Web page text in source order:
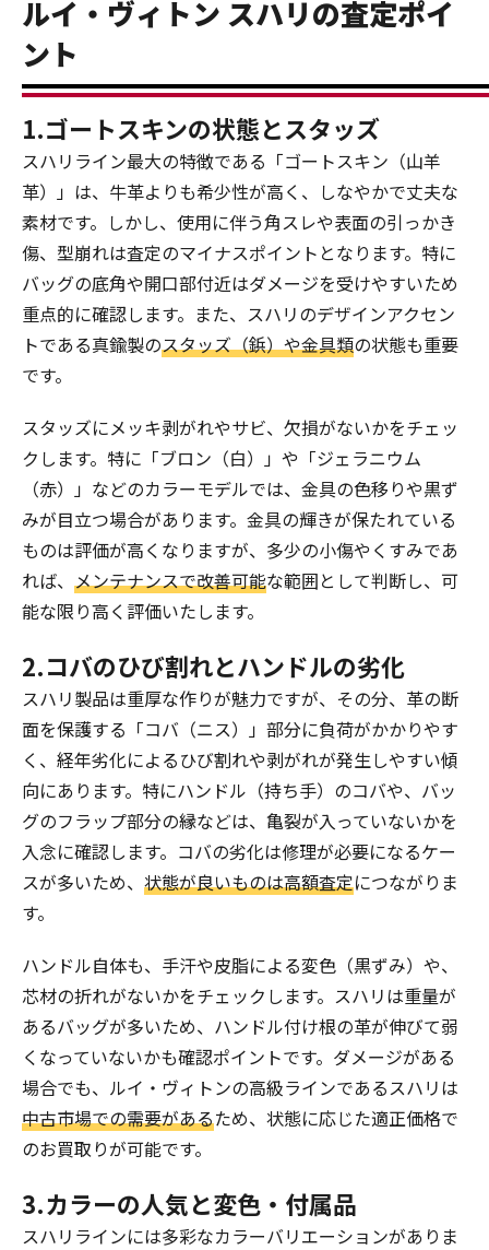
ルイ・ヴィトン スハリの査定ポイ
ント
1.ゴートスキンの状態とスタッズ
スハリライン最大の特徴である「ゴートスキン（山羊
革）」は、牛革よりも希少性が高く、しなやかで丈夫な
素材です。しかし、使用に伴う角スレや表面の引っかき
傷、型崩れは査定のマイナスポイントとなります。特に
バッグの底角や開口部付近はダメージを受けやすいため
重点的に確認します。また、スハリのデザインアクセン
トである真鍮製のスタッズ（鋲）や金具類の状態も重要
です。
スタッズにメッキ剥がれやサビ、欠損がないかをチェッ
クします。特に「ブロン（白）」や「ジェラニウム
（赤）」などのカラーモデルでは、金具の色移りや黒ず
みが目立つ場合があります。金具の輝きが保たれている
ものは評価が高くなりますが、多少の小傷やくすみであ
れば、 メンテナンスで改善可能な範囲として判断し、可
能な限り高く評価いたします。
2.コバのひび割れとハンドルの劣化
スハリ製品は重厚な作りが魅力ですが、その分、革の断
面を保護する「コバ（ニス）」部分に負荷がかかりやす
く、経年劣化によるひび割れや剥がれが発生しやすい傾
向にあります。特にハンドル（持ち手）のコバや、バッ
グのフラップ部分の縁などは、亀裂が入っていないかを
入念に確認します。コバの劣化は修理が必要になるケー
スが多いため、 状態が良いものは高額査定につながりま
す。
ハンドル自体も、手汗や皮脂による変色（黒ずみ）や、
芯材の折れがないかをチェックします。スハリは重量が
あるバッグが多いため、ハンドル付け根の革が伸びて弱
くなっていないかも確認ポイントです。ダメージがある
場合でも、ルイ・ヴィトンの高級ラインであるスハリは
中古市場での需要があるため、状態に応じた適正価格で
のお買取りが可能です。
3.カラーの人気と変色・付属品
スハリラインには多彩なカラーバリエーションがありま